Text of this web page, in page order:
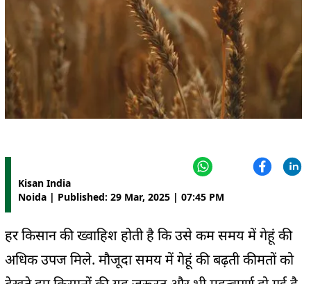
Kisan India
Noida | Published: 29 Mar, 2025 | 07:45 PM
हर किसान की ख्‍वाहिश होती है कि उसे कम समय में गेहूं की
अधिक उपज मिले. मौजूदा समय में गेहूं की बढ़ती कीमतों को